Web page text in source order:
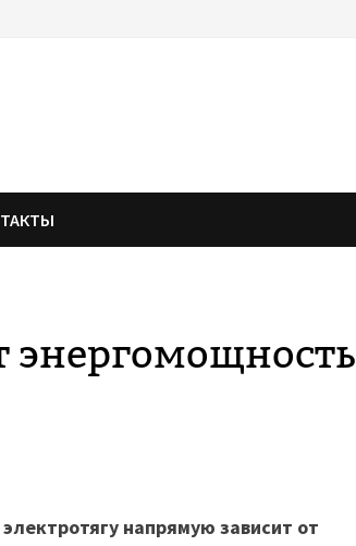
энергомощность
напрямую зависит от